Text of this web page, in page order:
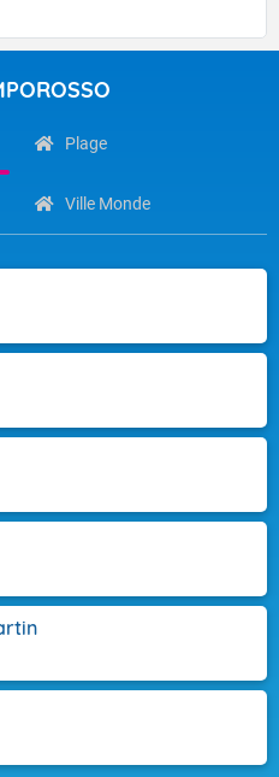
Plage
Ville Monde